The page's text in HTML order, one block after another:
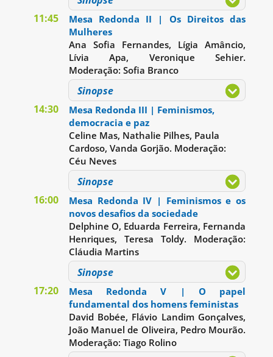
11:45
Mesa Redonda II | Os Direitos das
Mulheres
Ana Sofia Fernandes, Lígia Amâncio,
Lívia Apa, Veronique Sehier.
Moderação: Sofia Branco
Sinopse
14:30
Mesa Redonda III | Feminismos,
democracia e paz
Celine Mas, Nathalie Pilhes, Paula
Cardoso, Vanda Gorjão. Moderação:
Céu Neves
Sinopse
16:00
Mesa Redonda IV | Feminismos e os
novos desafios da sociedade
Delphine O, Eduarda Ferreira, Fernanda
Henriques, Teresa Toldy. Moderação:
Cláudia Martins
Sinopse
17:20
Mesa Redonda V | O papel
fundamental dos homens feministas
David Bobée, Flávio Landim Gonçalves,
João Manuel de Oliveira, Pedro Mourão.
Moderação: Tiago Rolino